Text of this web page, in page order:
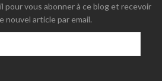
pour vous abonner à ce blog et recevoir
nouvel article par email.